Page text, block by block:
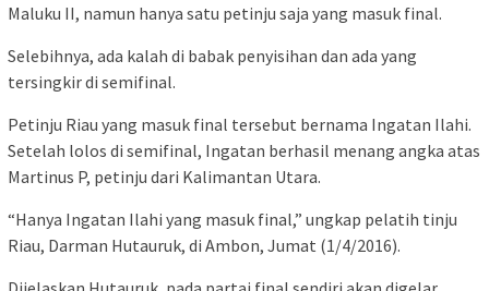
Maluku II, namun hanya satu petinju saja yang masuk final.
Selebihnya, ada kalah di babak penyisihan dan ada yang
tersingkir di semifinal.
Petinju Riau yang masuk final tersebut bernama Ingatan Ilahi.
Setelah lolos di semifinal, Ingatan berhasil menang angka atas
Martinus P, petinju dari Kalimantan Utara.
“Hanya Ingatan Ilahi yang masuk final,” ungkap pelatih tinju
Riau, Darman Hutauruk, di Ambon, Jumat (1/4/2016).